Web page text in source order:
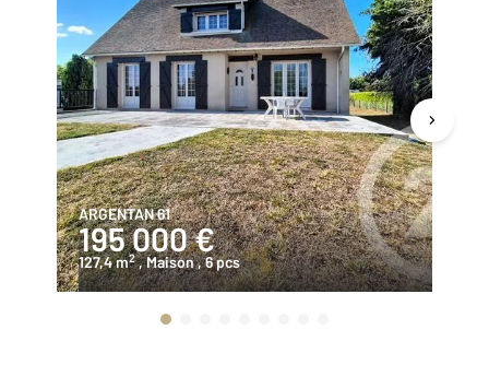
ARGENTAN 61
195 000 €
127,4 m2 , Maison, 6 pcs